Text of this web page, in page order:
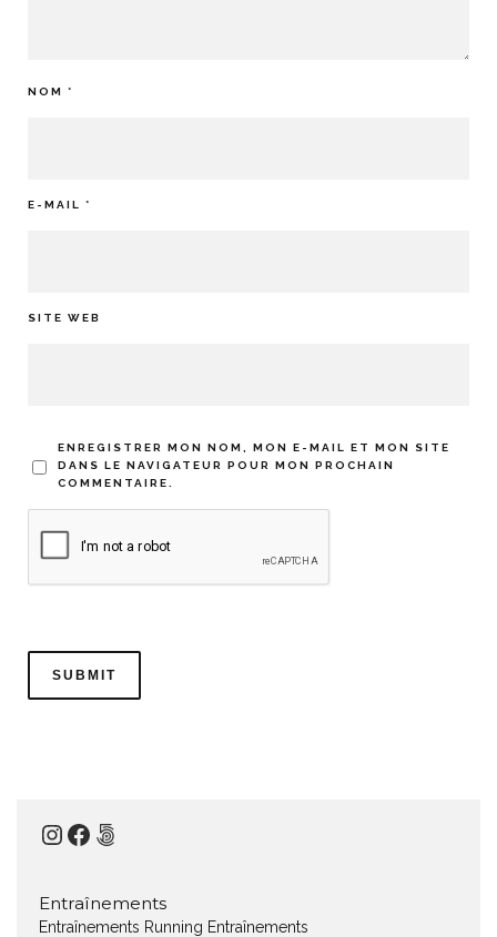
NOM *
E-MAIL *
SITE WEB
ENREGISTRER MON NOM, MON E-MAIL ET MON SITE
DANS LE NAVIGATEUR POUR MON PROCHAIN
COMMENTAIRE.
Instagram
Facebook
500px
Entraînements
Entraînements Running Entraînements